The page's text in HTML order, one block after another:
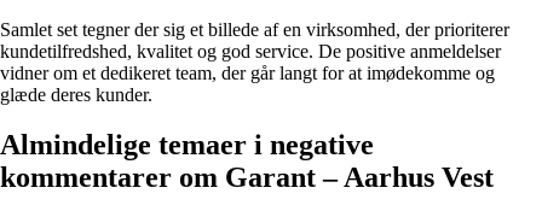
Samlet set tegner der sig et billede af en virksomhed, der prioriterer
kundetilfredshed, kvalitet og god service. De positive anmeldelser
vidner om et dedikeret team, der går langt for at imødekomme og
glæde deres kunder.
Almindelige temaer i negative
kommentarer om Garant – Aarhus Vest